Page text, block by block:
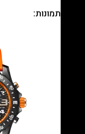
תמונות: